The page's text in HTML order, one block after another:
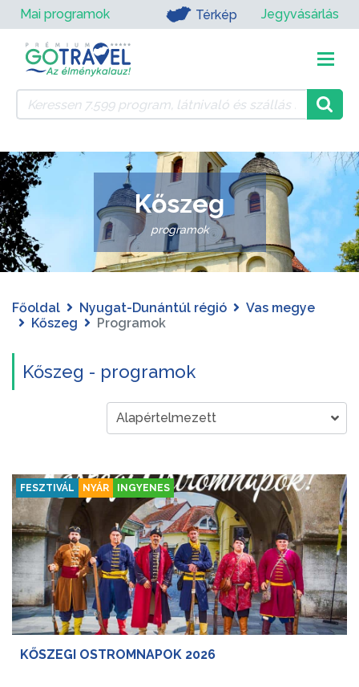
Mai programok Térkép Jegyvásárlás
Kőszeg
programok
Főoldal Nyugat-Dunántúl régió
Vas megye
Kőszeg
Programok
Kőszeg - programok
FESZTIVÁL NYÁR INGYENES
KŐSZEGI OSTROMNAPOK 2026